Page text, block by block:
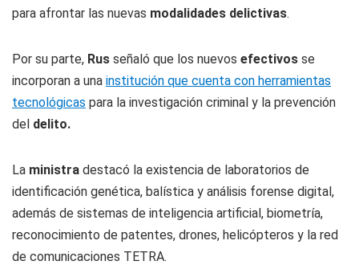
para afrontar las nuevas modalidades delictivas.
Por su parte, Rus señaló que los nuevos efectivos se
incorporan a una institución que cuenta con herramientas
tecnológicas para la investigación criminal y la prevención
del delito.
La ministra destacó la existencia de laboratorios de
identificación genética, balística y análisis forense digital,
además de sistemas de inteligencia artificial, biometría,
reconocimiento de patentes, drones, helicópteros y la red
de comunicaciones TETRA.